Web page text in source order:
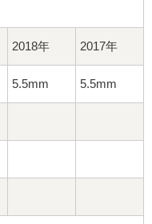
2018年 2017年
5.5mm 5.5mm